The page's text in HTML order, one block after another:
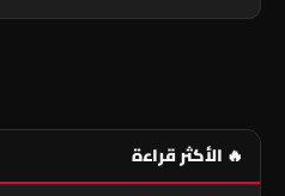
🔥 الأكثر قراءة